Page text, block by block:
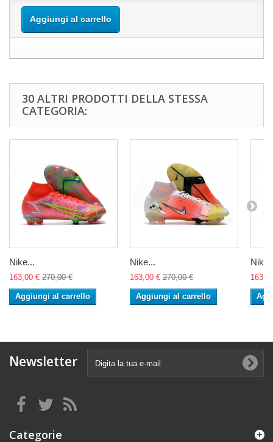
Aggiungi al carrello
30 ALTRI PRODOTTI DELLA STESSA
CATEGORIA:
Nike...
163,00 € 270,00 €
Aggiungi al carrello
Nike...
163,00 € 270,00 €
Aggiungi al carrello
Newsletter
Categorie